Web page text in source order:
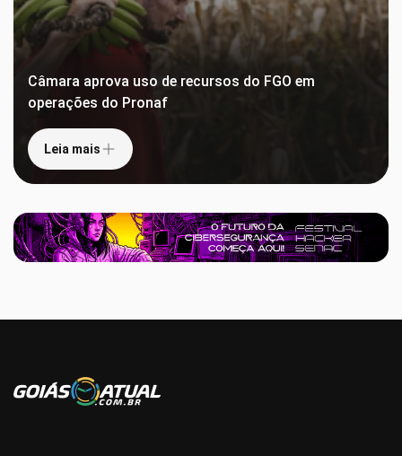
Câmara aprova uso de recursos do FGO em
operações do Pronaf
Leia mais